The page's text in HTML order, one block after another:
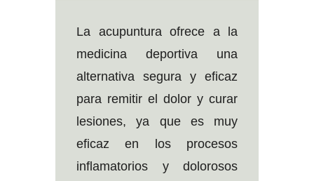
La acupuntura ofrece a la
medicina deportiva una
alternativa segura y eficaz
para remitir el dolor y curar
lesiones, ya que es muy
eficaz en los procesos
inflamatorios y dolorosos